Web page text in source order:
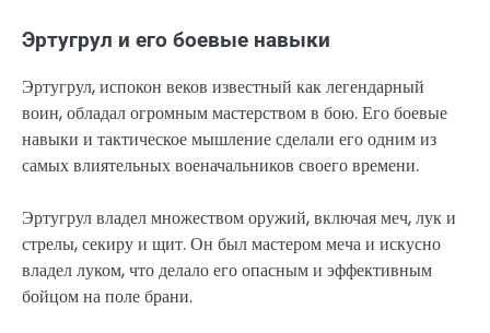
Эртугрул и его боевые навыки
Эртугрул, испокон веков известный как легендарный
воин, обладал огромным мастерством в бою. Его боевые
навыки и тактическое мышление сделали его одним из
самых влиятельных военачальников своего времени.
Эртугрул владел множеством оружий, включая меч, лук и
стрелы, секиру и щит. Он был мастером меча и искусно
владел луком, что делало его опасным и эффективным
бойцом на поле брани.